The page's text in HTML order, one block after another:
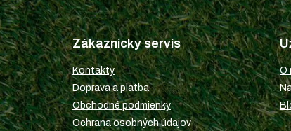
Z
á
p
ä
t
i
e
Zákaznícky servis
Kontakty
Doprava a platba
Obchodné podmienky
Ochrana osobných údajov
O